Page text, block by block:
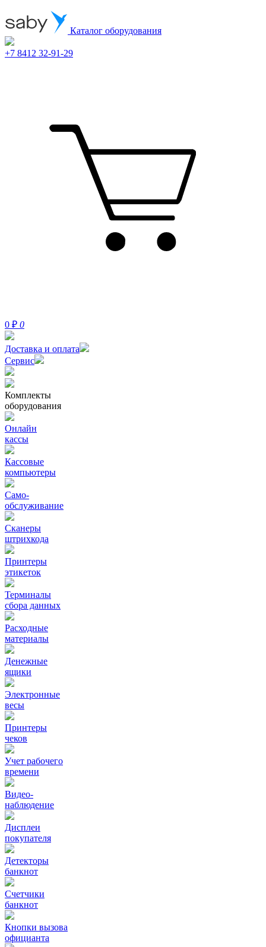
Каталог оборудования
+7 8412 32-91-29
0 ₽ 0
Доставка и оплата
Сервис
Комплекты
оборудования
Онлайн
кассы
Кассовые
компьютеры
Само-
обслуживание
Сканеры
штрихкода
Принтеры
этикеток
Терминалы
сбора данных
Расходные
материалы
Денежные
ящики
Электронные
весы
Принтеры
чеков
Учет рабочего
времени
Видео‑
наблюдение
Дисплеи
покупателя
Детекторы
банкнот
Счетчики
банкнот
Кнопки вызова
официанта